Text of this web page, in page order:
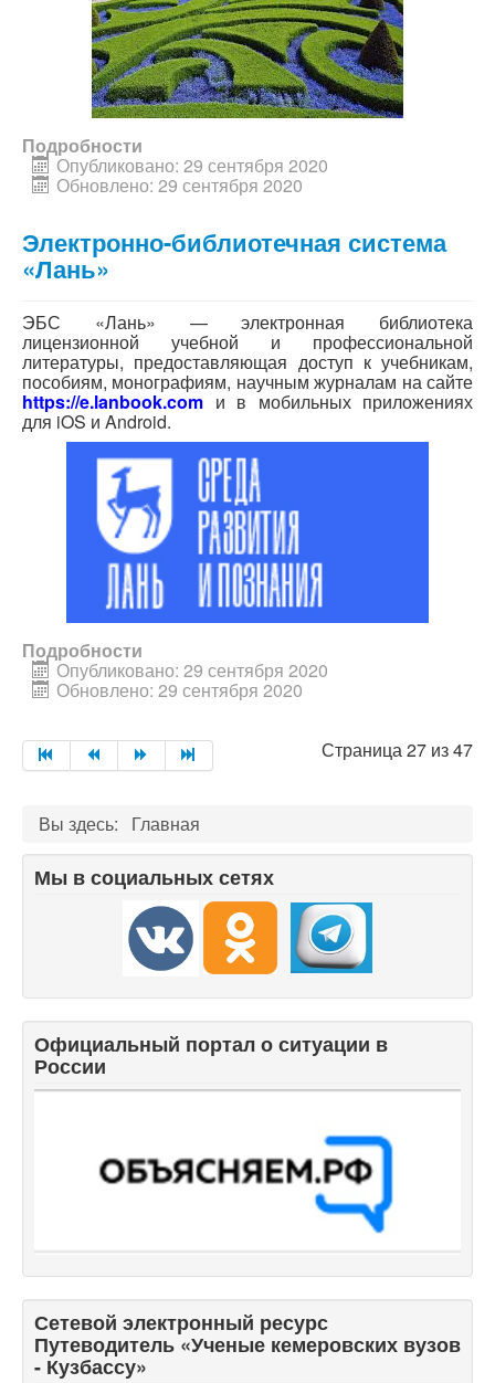
Подробности
Опубликовано: 29 сентября 2020
Обновлено: 29 сентября 2020
Электронно-библиотечная система
«Лань»
ЭБС «Лань» — электронная библиотека
лицензионной учебной и профессиональной
литературы, предоставляющая доступ к учебникам,
пособиям, монографиям, научным журналам на сайте
https://e.lanbook.com и в мобильных приложениях
для iOS и Android.
Подробности
Опубликовано: 29 сентября 2020
Обновлено: 29 сентября 2020
Страница 27 из 47
Вы здесь: Главная
Мы в социальных сетях
Официальный портал о ситуации в
России
Сетевой электронный ресурс
Путеводитель «Ученые кемеровских вузов
- Кузбассу»